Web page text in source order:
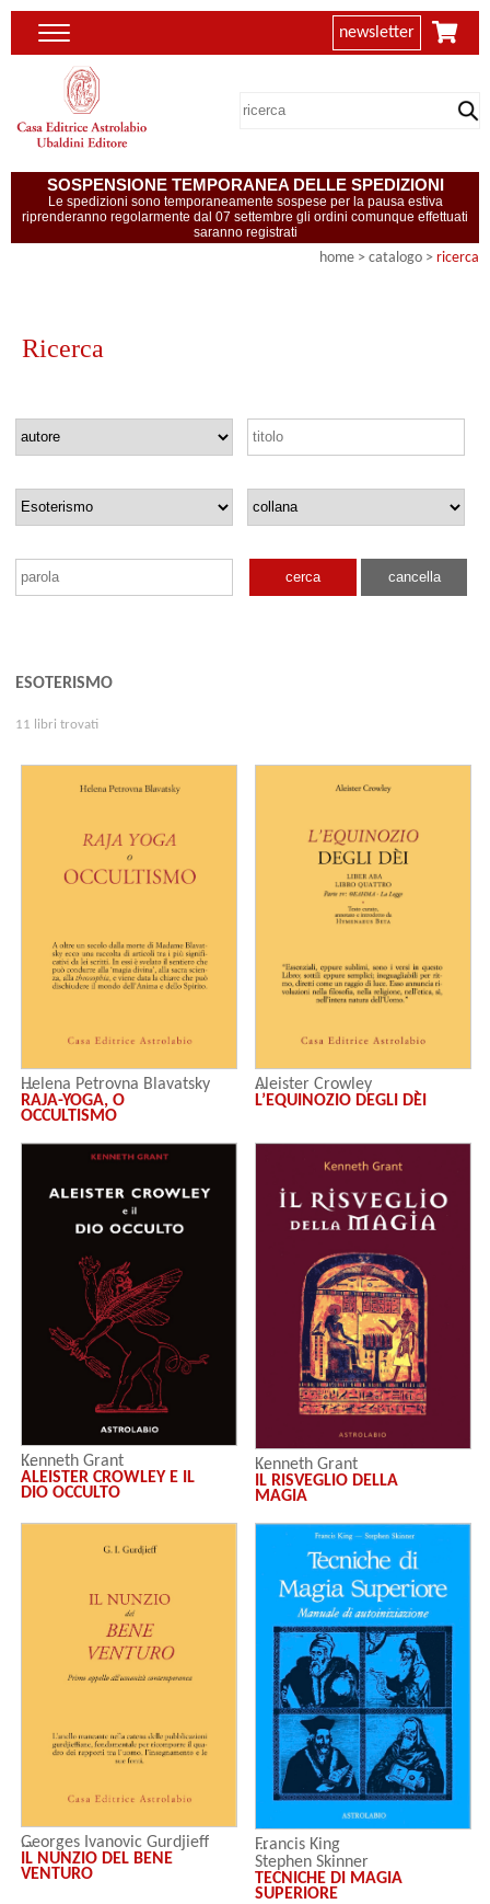
newsletter
SOSPENSIONE TEMPORANEA DELLE SPEDIZIONI
Le spedizioni sono temporaneamente sospese per la pausa estiva
riprenderanno regolarmente dal 07 settembre gli ordini comunque effettuati
saranno registrati
home > catalogo > ricerca
Ricerca
cerca cancella
ESOTERISMO
11 libri trovati
Helena Petrovna Blavatsky
RAJA-YOGA, O
OCCULTISMO
Aleister Crowley
L’EQUINOZIO DEGLI DÈI
Kenneth Grant
ALEISTER CROWLEY E IL
DIO OCCULTO
Kenneth Grant
IL RISVEGLIO DELLA
MAGIA
Georges Ivanovic Gurdjieff
IL NUNZIO DEL BENE
VENTURO
Francis King
Stephen Skinner
TECNICHE DI MAGIA
SUPERIORE